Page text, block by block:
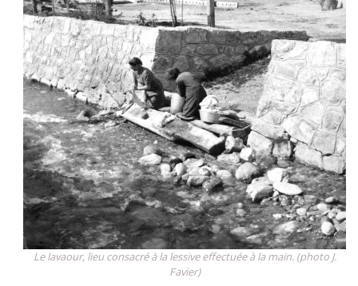
Le lavaour, lieu consacré à la lessive effectuée à la main. (photo J.
Favier)